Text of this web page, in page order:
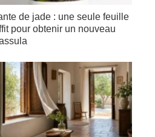
de jade : une seule feuille
pour obtenir un nouveau